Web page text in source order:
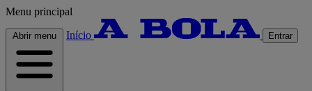
Menu principal
Abrir menu Início Entrar